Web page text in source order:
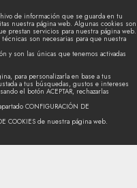
de información que se guarda en tu
nuestra página web. Algunas cookies son
prestan servicios para nuestra página web.
son necesarias para que nuestra
y son las únicas que tenemos activadas
para personalizarla en base a tus
a tus búsquedas, gustos e intereses
el botón ACEPTAR, rechazarlas
CONFIGURACIÓN DE
COOKIES de nuestra página web.